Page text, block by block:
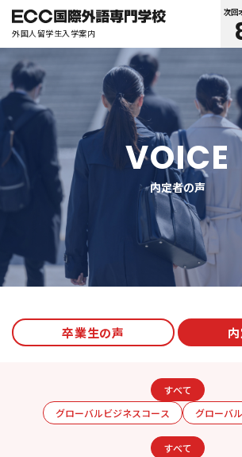
外国人留学生入学案内
次回
VOICE
内定者の声
卒業生の声
すべて
グローバルビジネスコース
グローバ
すべて